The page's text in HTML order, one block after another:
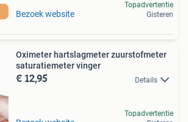
Bezoek website
Topadvertentie
Gisteren
Oximeter hartslagmeter zuurstofmeter
saturatiemeter vinger
€ 12,95 Details
Topadvertentie